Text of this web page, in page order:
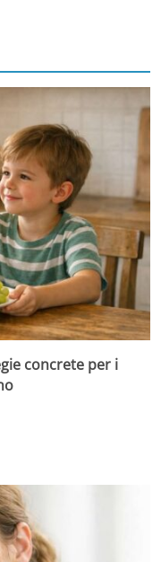
concrete per i